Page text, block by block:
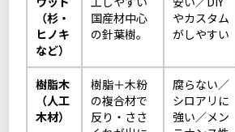
（杉・
ヒノキ
など）
国産材中心
の針葉樹。
やカスタム
がしやすい
樹脂木
（人工
木材）
樹脂＋木粉
の複合材で
反り・ささ
腐らない／
シロアリに
強い／メン